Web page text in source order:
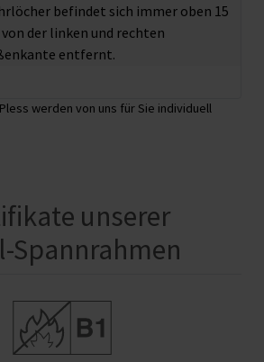
befindet sich immer oben 15
der linken und rechten
entfernt.
werden von uns für Sie individuell
unserer
Spannrahmen